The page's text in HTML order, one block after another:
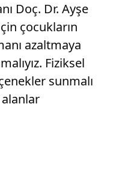
Doç. Dr. Ayşe
çocukların
azaltmaya
Fiziksel
sunmalı